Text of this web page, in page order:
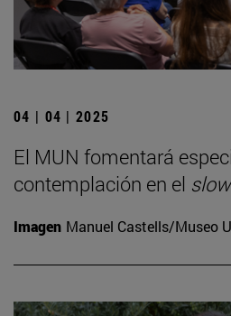
04 | 04 | 2025
El MUN fomentará
contemplación en el
Imagen Manuel Castells/Museo